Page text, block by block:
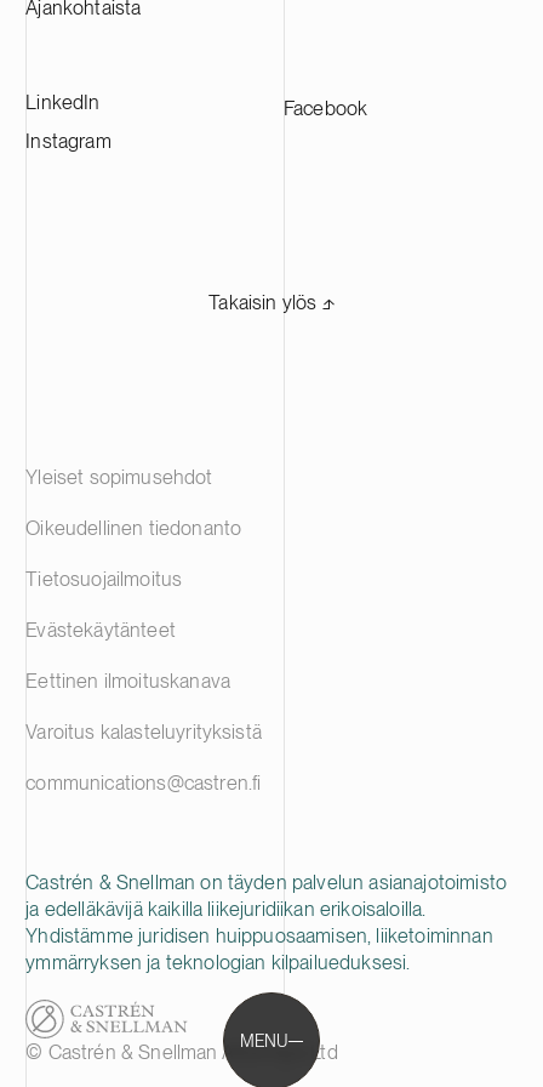
MENU
Ajankohtaista
LinkedIn
Instagram
Facebook
Takaisin ylös ⬏
Castrén & Snellman on täyden palvelun asianajotoimisto
ja edelläkävijä kaikilla liikejuridiikan erikoisaloilla.
Yhdistämme juridisen huippuosaamisen, liiketoiminnan
ymmärryksen ja teknologian kilpailueduksesi.
© Castrén & Snellman Attorneys Ltd
Yleiset sopimusehdot
Oikeudellinen tiedonanto
Tietosuojailmoitus
Evästekäytänteet
Eettinen ilmoituskanava
Varoitus kalasteluyrityksistä
communications@castren.fi